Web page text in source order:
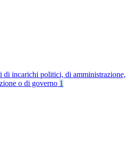
di incarichi politici, di amministrazione,
o di governo 1